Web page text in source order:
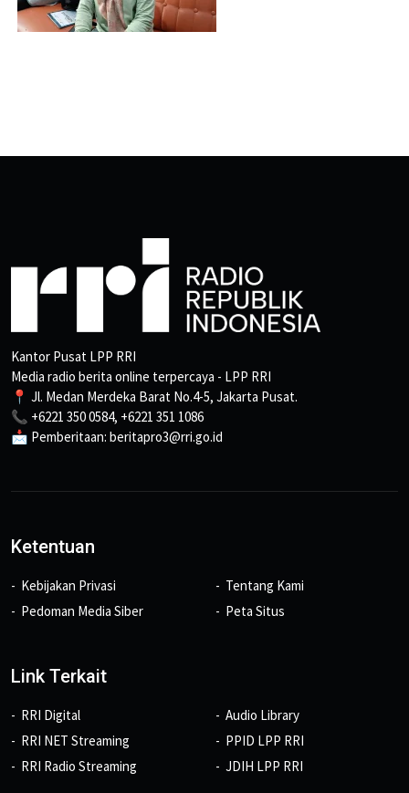
Kantor Pusat LPP RRI
Media radio berita online terpercaya - LPP RRI
📍 Jl. Medan Merdeka Barat No.4-5, Jakarta Pusat.
📞 +6221 350 0584, +6221 351 1086
📩 Pemberitaan: beritapro3@rri.go.id
Ketentuan
Kebijakan Privasi
Pedoman Media Siber
Tentang Kami
Peta Situs
Link Terkait
RRI Digital
RRI NET Streaming
RRI Radio Streaming
Audio Library
PPID LPP RRI
JDIH LPP RRI